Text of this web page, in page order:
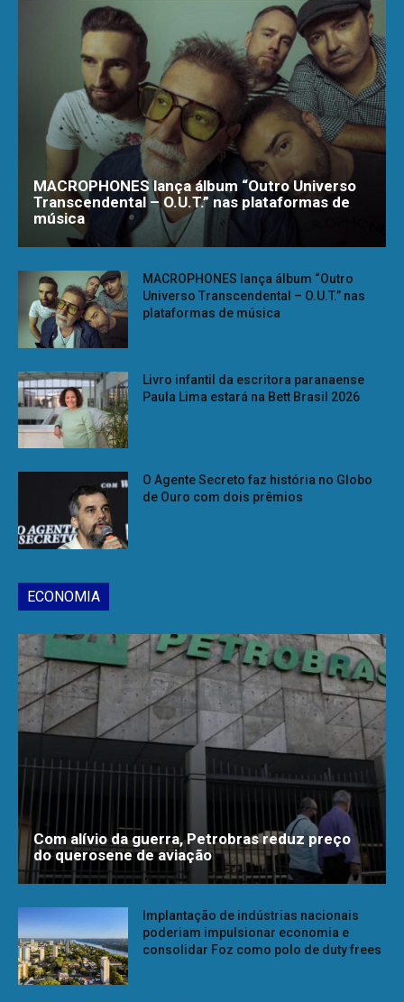
MACROPHONES lança álbum “Outro Universo
Transcendental – O.U.T.” nas plataformas de
música
MACROPHONES lança álbum “Outro
Universo Transcendental – O.U.T.” nas
plataformas de música
Livro infantil da escritora paranaense
Paula Lima estará na Bett Brasil 2026
O Agente Secreto faz história no Globo
de Ouro com dois prêmios
ECONOMIA
Com alívio da guerra, Petrobras reduz preço
do querosene de aviação
Implantação de indústrias nacionais
poderiam impulsionar economia e
consolidar Foz como polo de duty frees